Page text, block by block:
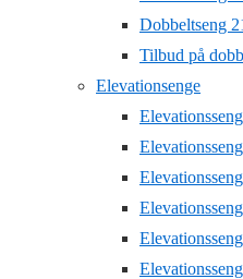
Dobbeltseng
Tilbud på
Elevationsenge